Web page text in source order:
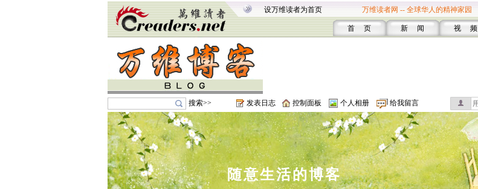
设万维读者为首页 万维读者网 -- 全球华人的精神家园
首 页 新 闻 视 频
搜索>> 发表日志 控制面板 个人相册 给我留言
随意生活的博客